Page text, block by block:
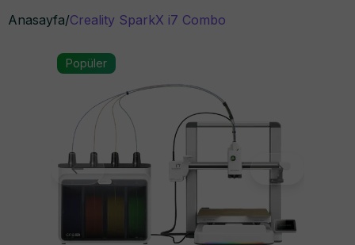
Anasayfa/Creality SparkX i7 Combo
Popüler